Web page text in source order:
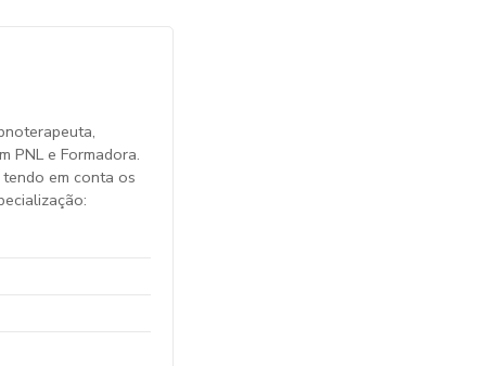
PNL e Formadora.
em conta os